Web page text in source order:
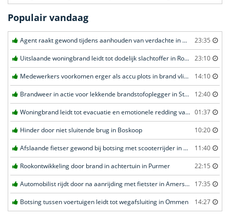
Populair vandaag
Agent raakt gewond tijdens aanhouden van verdachte in Amsterdam 23:35
Uitslaande woningbrand leidt tot dodelijk slachtoffer in Rotterdam 23:10
Medewerkers voorkomen erger als accu plots in brand vliegt in Amersfoort 14:10
Brandweer in actie voor lekkende brandstofoplegger in Stroe 12:40
Woningbrand leidt tot evacuatie en emotionele redding van kat in Amsterdam 01:37
Hinder door niet sluitende brug in Boskoop 10:20
Afslaande fietser gewond bij botsing met scooterrijder in Katwijk 11:40
Rookontwikkeling door brand in achtertuin in Purmer 22:15
Automobilist rijdt door na aanrijding met fietster in Amersfoort 17:35
Botsing tussen voertuigen leidt tot wegafsluiting in Ommen 14:27